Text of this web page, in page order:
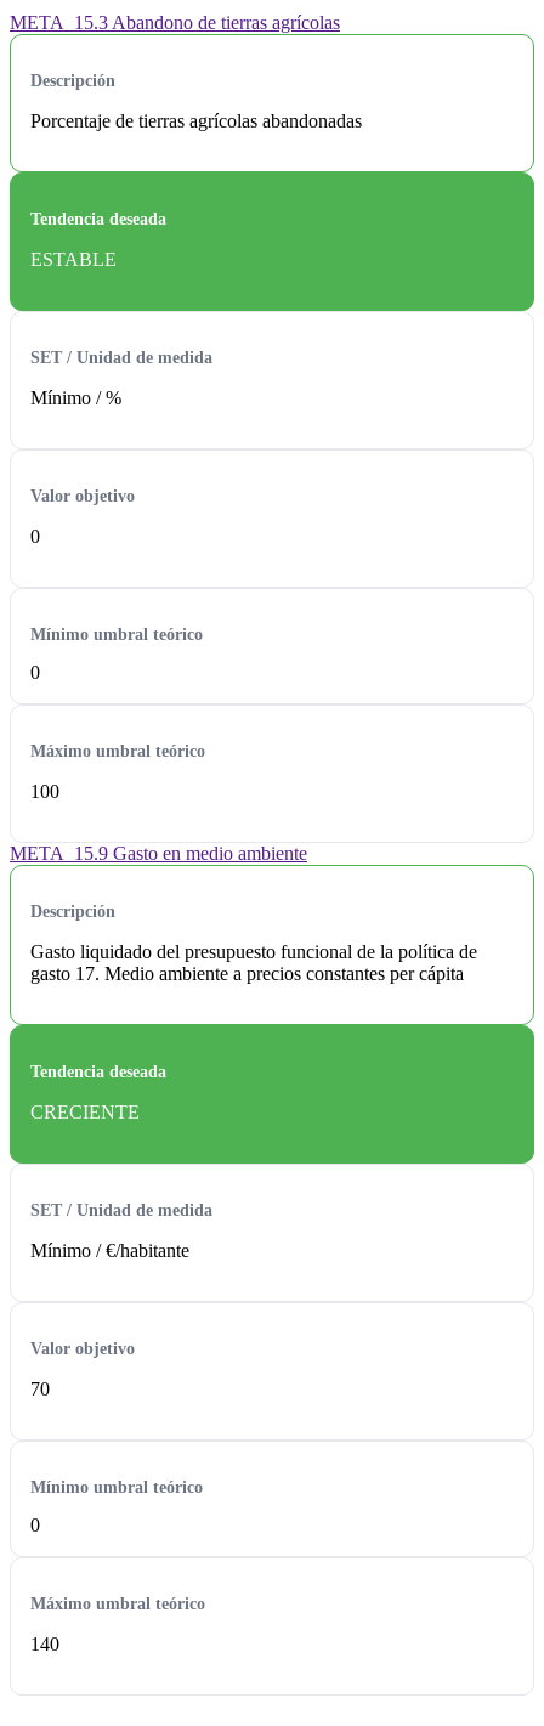
META_15.3 Abandono de tierras agrícolas
Descripción
Porcentaje de tierras agrícolas abandonadas
Tendencia deseada
ESTABLE
SET / Unidad de medida
Mínimo / %
Valor objetivo
0
Mínimo umbral teórico
0
Máximo umbral teórico
100
META_15.9 Gasto en medio ambiente
Descripción
Gasto liquidado del presupuesto funcional de la política de
gasto 17. Medio ambiente a precios constantes per cápita
Tendencia deseada
CRECIENTE
SET / Unidad de medida
Mínimo / €/habitante
Valor objetivo
70
Mínimo umbral teórico
0
Máximo umbral teórico
140